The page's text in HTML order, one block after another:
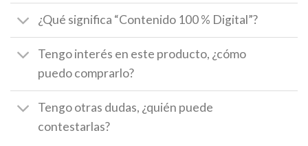
¿Qué significa “Contenido 100 % Digital”?
Tengo interés en este producto, ¿cómo
puedo comprarlo?
Tengo otras dudas, ¿quién puede
contestarlas?